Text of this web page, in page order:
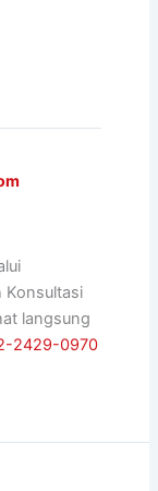
langsung
2429-0970